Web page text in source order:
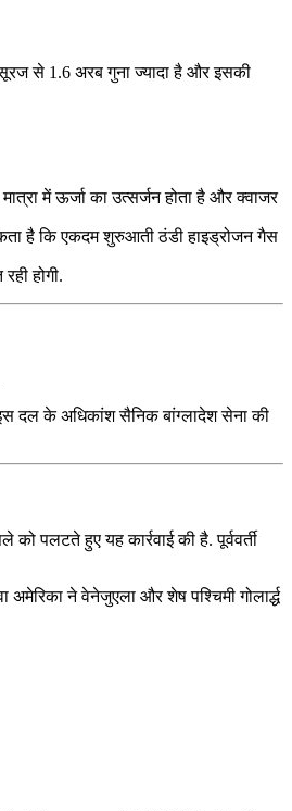
से 1.6 अरब गुना ज्यादा है और इसकी
में ऊर्जा का उत्सर्जन होता है और क्वाजर
है कि एकदम शुरुआती ठंडी हाइड्रोजन गैस
होगी.
इस दल के अधिकांश सैनिक बांग्लादेश सेना की
पलटते हुए यह कार्रवाई की है. पूर्ववर्ती
ने वेनेजुएला और शेष पश्चिमी गोलार्द्ध